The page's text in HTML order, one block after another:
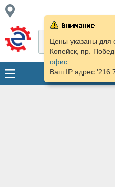
Цены указаны для
Копейск, пр.
офис
Ваш IP адрес